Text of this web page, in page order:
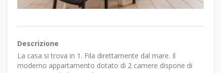
Descrizione
La casa si trova in 1. Fila direttamente dal mare. Il
moderno appartamento dotato di 2 camere dispone di